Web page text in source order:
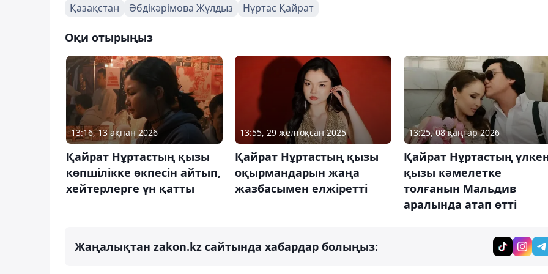
Қазақстан Әбдікәрімова Жұлдыз Нұртас Қайрат
Оқи отырыңыз
13:16, 13 ақпан 2026
Қайрат Нұртастың қызы
көпшілікке өкпесін айтып,
хейтерлерге үн қатты
13:55, 29 желтоқсан 2025
Қайрат Нұртастың қызы
оқырмандарын жаңа
жазбасымен елжіретті
13:25, 08 қаңтар 2026
Қайрат Нұртастың
қызы кәмелетке
толғанын Мальдив
аралында атап өтті
Жаңалықтан zakon.kz сайтында хабардар болыңыз: